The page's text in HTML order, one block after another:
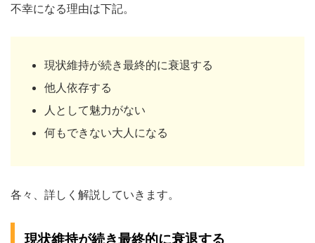
不幸になる理由は下記。
現状維持が続き最終的に衰退する
他人依存する
人として魅力がない
何もできない大人になる
各々、詳しく解説していきます。
現状維持が続き最終的に衰退する